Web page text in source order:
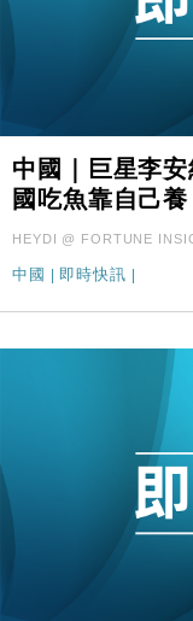
中國｜巨星李
國吃魚靠自己養
HEYDI @ FORTUNE
中國 | 即時快訊 |